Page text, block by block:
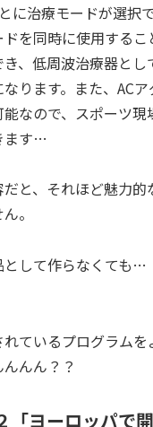
に治療モードが選択
を同時に使用する
、低周波治療器と
ります。また、AC
なので、スポーツ現
ます…
だと、それほど魅力
。
として作らなくても
ているプログラムを
んん？？
「ヨーロッパで